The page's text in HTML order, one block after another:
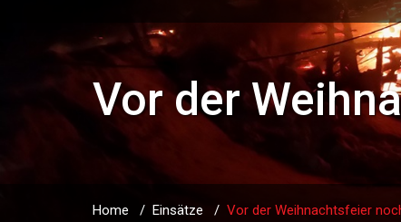
Vor der
Home / Einsätze / Vor der Weihnachtsfeier